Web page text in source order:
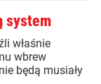
system
właśnie
wbrew
będą musiały